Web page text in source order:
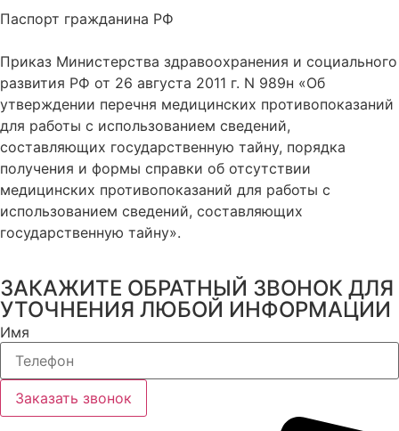
Паспорт гражданина РФ
Приказ Министерства здравоохранения и социального
развития РФ от 26 августа 2011 г. N 989н «Об
утверждении перечня медицинских противопоказаний
для работы с использованием сведений,
составляющих государственную тайну, порядка
получения и формы справки об отсутствии
медицинских противопоказаний для работы с
использованием сведений, составляющих
государственную тайну».
ЗАКАЖИТЕ ОБРАТНЫЙ ЗВОНОК ДЛЯ
УТОЧНЕНИЯ ЛЮБОЙ ИНФОРМАЦИИ
Имя
Заказать звонок